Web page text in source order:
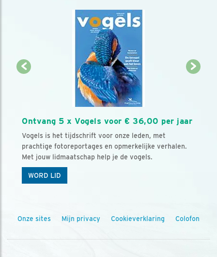
Ontvang 5 x Vogels voor € 36,00 per jaar
Vogels is het tijdschrift voor onze leden, met
prachtige fotoreportages en opmerkelijke verhalen.
Met jouw lidmaatschap help je de vogels.
WORD LID
Onze sites Mijn privacy Cookieverklaring Colofon